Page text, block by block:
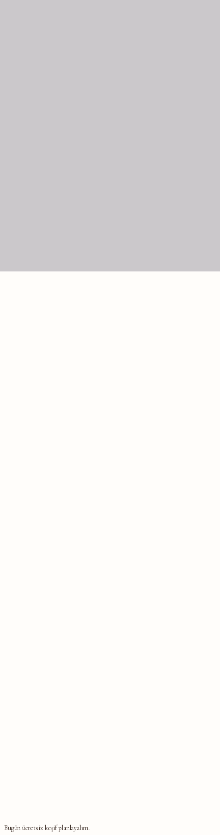
Bugün ücretsiz keşif planlayalım.